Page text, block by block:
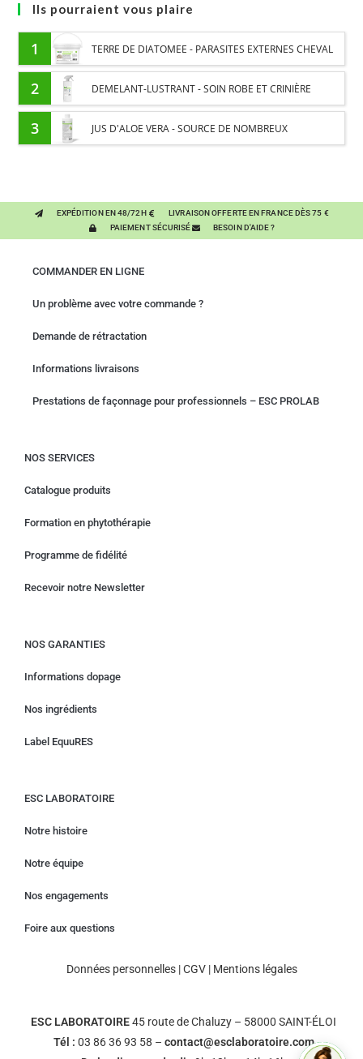
Ils pourraient vous plaire
1 TERRE DE DIATOMEE - PARASITES EXTERNES CHEVAL
2 DEMELANT-LUSTRANT - SOIN ROBE ET CRINIÈRE
CHEVAL - ENRICHI EN VITAMINE B ET HUILE D'ONAGRE
3 JUS D'ALOE VERA - SOURCE DE NOMBREUX
EXPÉDITION EN 48/72H
LIVRAISON OFFERTE EN FRANCE DÈS 75 €
PAIEMENT SÉCURISÉ
BESOIN D'AIDE ?
COMMANDER EN LIGNE
Un problème avec votre commande ?
Demande de rétractation
Informations livraisons
Prestations de façonnage pour professionnels – ESC PROLAB
NOS SERVICES
Catalogue produits
Formation en phytothérapie
Programme de fidélité
Recevoir notre Newsletter
NOS GARANTIES
Informations dopage
Nos ingrédients
Label EquuRES
ESC LABORATOIRE
Notre histoire
Notre équipe
Nos engagements
Foire aux questions
Données personnelles|CGV| Mentions légales
ESC LABORATOIRE45 route de Chaluzy – 58000 SAINT-ÉLOI
Tél : 03 86 36 93 58 – contact@esclaboratoire.com